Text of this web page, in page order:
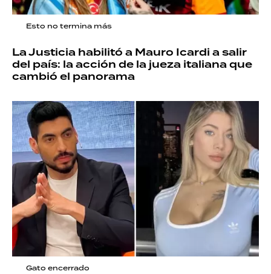
Esto no termina más
La Justicia habilitó a Mauro Icardi a salir
del país: la acción de la jueza italiana que
cambió el panorama
Gato encerrado